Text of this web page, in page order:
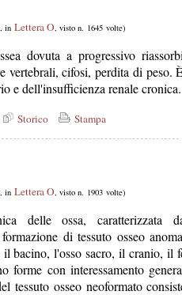
in Lettera O, visto n. 1645 volte)
dovuta a progressivo
vertebrali, cifosi, perdita di peso.
e dell'insufficienza renale cronica.
Storico Stampa
in Lettera O, visto n. 1903 volte)
delle ossa, caratterizzata
di tessuto osseo
bacino, l'osso sacro, il cranio, il
forme con interessamento
tessuto osseo neoformato